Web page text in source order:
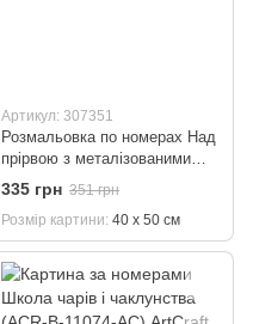
Артикул: 307351
Розмальовка по номерах Над
прірвою з металізованими
фарбами (ACR-B-11735-AC)
ArtCraft
335 грн 351 грн
Розмір картини 40 х 50 см